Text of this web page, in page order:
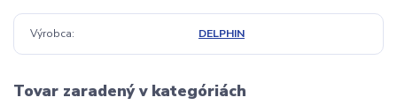
Výrobca DELPHIN
Tovar zaradený v kategóriách